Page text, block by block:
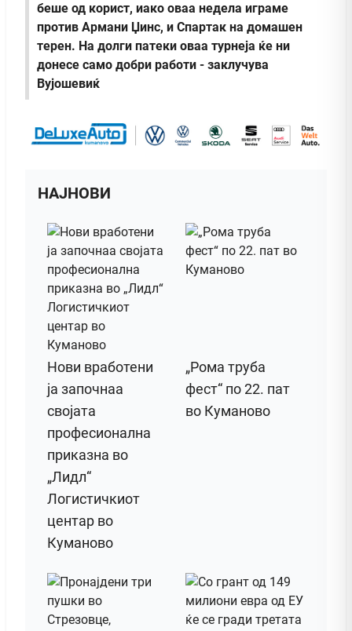
беше од корист, иако оваа недела играме
против Армани Џинс, и Спартак на домашен
терен. На долги патеки оваа турнеја ќе ни
донесе само добри работи - заклучува
Вујошевиќ
НАЈНОВИ
Нови вработени
ја започнаа
својата
професионална
приказна во
„Лидл“
Логистичкиот
центар во
Куманово
„Рома труба
фест“ по 22. пат
во Куманово